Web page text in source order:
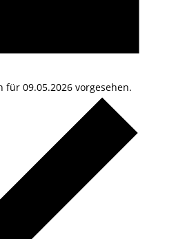
für 09.05.2026 vorgesehen.